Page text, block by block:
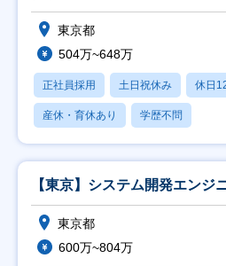
東京都
504万~648万
正社員採用 土日祝休み 休日
産休・育休あり 学歴不問
【東京】システム開発エンジ
東京都
600万~804万